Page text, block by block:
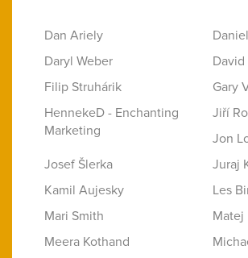
Dan Ariely
Daryl Weber
Filip Struhárik
Gary
HennekeD - Enchanting
Marketing
Jiří
Jon
Josef Šlerka
Juraj
Kamil Aujesky
Les
Mari Smith
Matej
Meera Kothand